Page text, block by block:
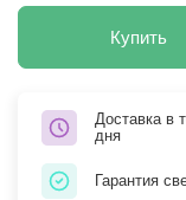
Купить
Доставка в
дня
Гарантия